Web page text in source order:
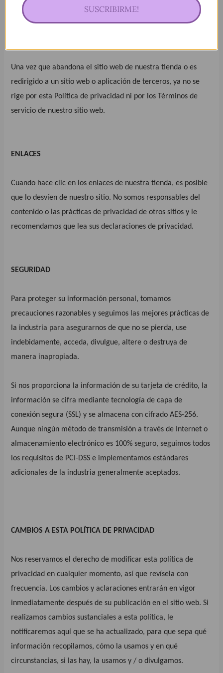
un proveedor de servicios externo, su información puede
quedar sujeta a las leyes de las jurisdicciones en las que se
Una vez que abandona el sitio web de nuestra tienda o es
redirigido a un sitio web o aplicación de terceros, ya no se
rige por esta Política de privacidad ni por los Términos de
servicio de nuestro sitio web.
ENLACES
Cuando hace clic en los enlaces de nuestra tienda, es posible
que lo desvíen de nuestro sitio. No somos responsables del
contenido o las prácticas de privacidad de otros sitios y le
recomendamos que lea sus declaraciones de privacidad.
SEGURIDAD
Para proteger su información personal, tomamos
precauciones razonables y seguimos las mejores prácticas de
la industria para asegurarnos de que no se pierda, use
indebidamente, acceda, divulgue, altere o destruya de
manera inapropiada.
Si nos proporciona la información de su tarjeta de crédito, la
información se cifra mediante tecnología de capa de
conexión segura (SSL) y se almacena con cifrado AES-256.
Aunque ningún método de transmisión a través de Internet o
almacenamiento electrónico es 100% seguro, seguimos todos
los requisitos de PCI-DSS e implementamos estándares
adicionales de la industria generalmente aceptados.
CAMBIOS A ESTA POLÍTICA DE PRIVACIDAD
Nos reservamos el derecho de modificar esta política de
privacidad en cualquier momento, así que revísela con
frecuencia. Los cambios y aclaraciones entrarán en vigor
inmediatamente después de su publicación en el sitio web. Si
realizamos cambios sustanciales a esta política, le
notificaremos aquí que se ha actualizado, para que sepa qué
información recopilamos, cómo la usamos y en qué
circunstancias, si las hay, la usamos y / o divulgamos.
SUSCRIBIRME!